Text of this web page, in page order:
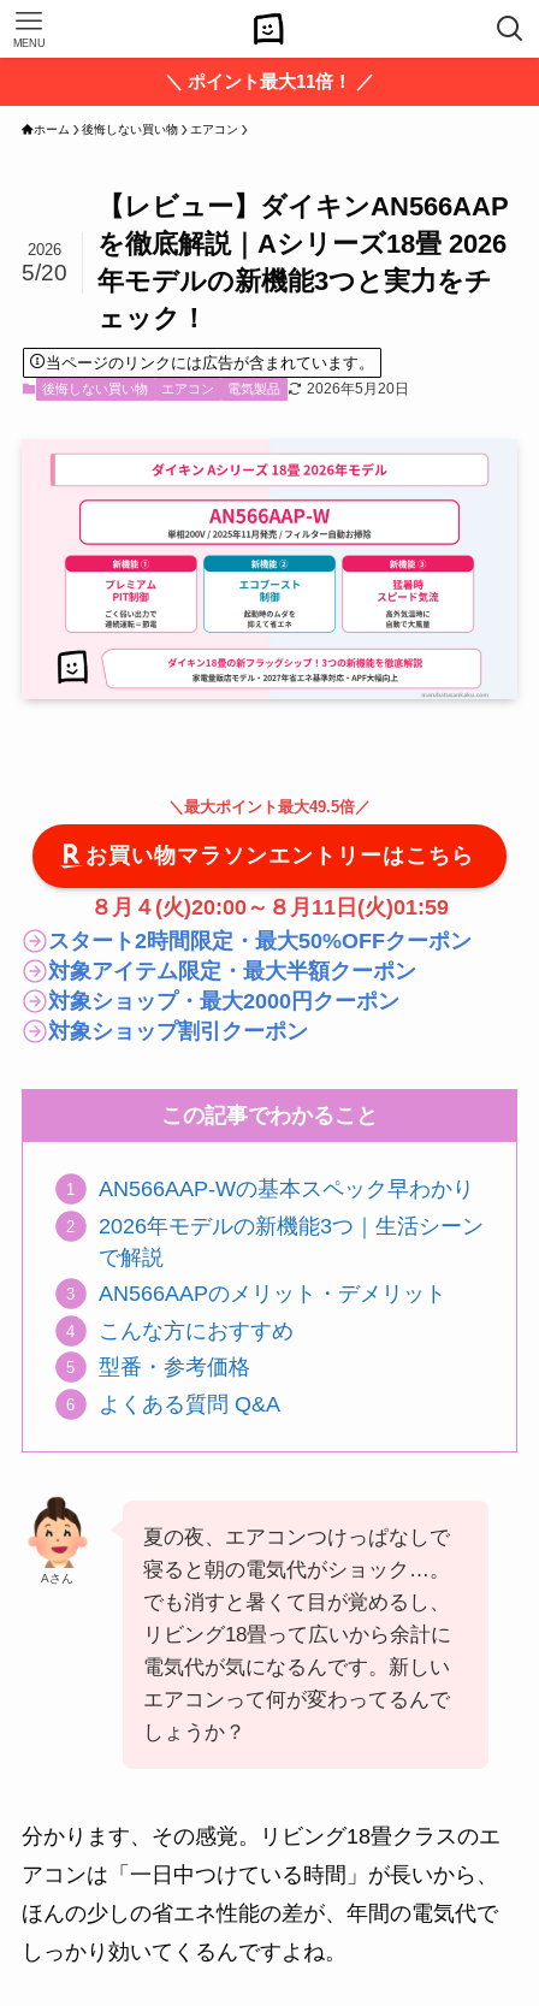
MENU
＼ ポイント最大11倍！ ／
ホーム 後悔しない買い物 エアコン
【レビュー】ダイキンAN566AAP
を徹底解説｜Aシリーズ18畳 2026
年モデルの新機能3つと実力をチ
ェック！
2026
5/20
当ページのリンクには広告が含まれています。
後悔しない買い物 エアコン 電気製品 2026年5月20日
＼ 最大ポイント最大49.5倍 ／
お買い物マラソンエントリーはこちら
８月４(火)20:00～８月11日(火)01:59
スタート2時間限定・最大50%OFFクーポン
対象アイテム限定・最大半額クーポン
対象ショップ・最大2000円クーポン
対象ショップ割引クーポン
この記事でわかること
AN566AAP-Wの基本スペック早わかり
2026年モデルの新機能3つ｜生活シーン
で解説
AN566AAPのメリット・デメリット
こんな方におすすめ
型番・参考価格
よくある質問 Q&A
Aさん
夏の夜、エアコンつけっぱなしで
寝ると朝の電気代がショック…。
でも消すと暑くて目が覚めるし、
リビング18畳って広いから余計に
電気代が気になるんです。新しい
エアコンって何が変わってるんで
しょうか？
分かります、その感覚。リビング18畳クラスのエ
アコンは「一日中つけている時間」が長いから、
ほんの少しの省エネ性能の差が、年間の電気代で
しっかり効いてくるんですよね。